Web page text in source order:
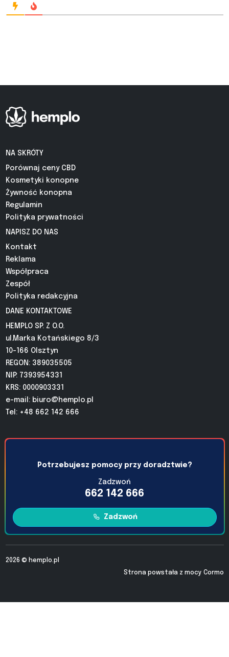
NA SKRÓTY
Porównaj ceny CBD
Kosmetyki konopne
Żywność konopna
Regulamin
Polityka prywatności
NAPISZ DO NAS
Kontakt
Reklama
Współpraca
Zespół
Polityka redakcyjna
DANE KONTAKTOWE
HEMPLO SP. Z O.O.
ul.Marka Kotańskiego 8/3
10-166 Olsztyn
REGON: 389035505
NIP: 7393954331
KRS: 0000903331
e-mail: biuro@hemplo.pl
Tel: +48 662 142 666
Potrzebujesz pomocy przy doradztwie?
Zadzwoń
662 142 666
Zadzwoń
2026 © hemplo.pl
Strona powstała z mocy Cormo